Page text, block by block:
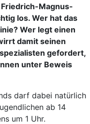
Magnus-
los. Wer hat das
Wer legt einen
damit seinen
gefordert,
unter Beweis
darf dabei natürlich
ab 14
um 1 Uhr.